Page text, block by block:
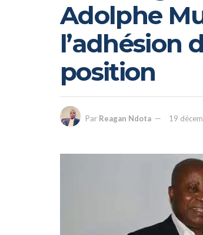
Adolphe
l’adhésion
position
Par Reagan Ndota 19